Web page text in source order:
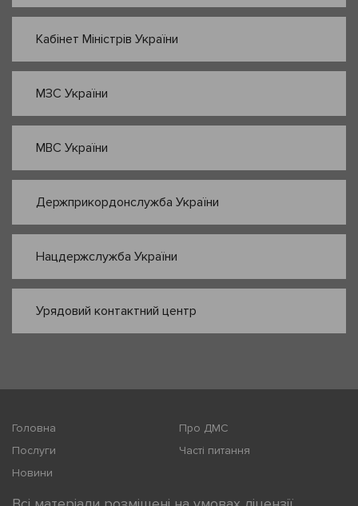
Кабінет Міністрів України
МЗС України
МВС України
Держприкордонслужба України
Нацдержслужба України
Урядовий контактний центр
Головна
Про ДМС
Послуги
Часті питання
Новини